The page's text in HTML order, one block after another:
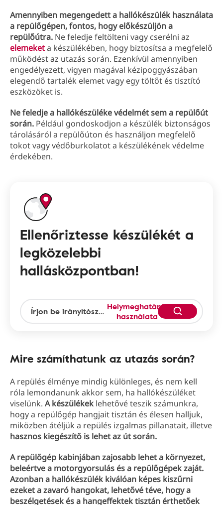
Amennyiben megengedett a hallókészülék használata
a repülőgépen, fontos, hogy előkészüljön a
repülőútra. Ne feledje feltölteni vagy cserélni az
elemeketa készülékében, hogy biztosítsa a megfelelő
működést az utazás során. Ezenkívül amennyiben
engedélyezett, vigyen magával kézipoggyászában
elegendő tartalék elemet vagy egy töltőt és tisztító
eszközöket is.
Ne feledje a hallókészüléke védelmét sem a repülőút
során. Például gondoskodjon a készülék biztonságos
tárolásáról a repülőúton és használjon megfelelő
tokot vagy védőburkolatot a készülékének védelme
érdekében.
Ellenőriztesse készülékét a
legközelebbi
hallásközpontban!
Helymeghatározás
használata
Mire számíthatunk az utazás során?
A repülés élménye mindig különleges, és nem kell
róla lemondanunk akkor sem, ha hallókészüléket
viselünk. A készülékek lehetővé teszik számunkra,
hogy a repülőgép hangjait tisztán és élesen halljuk,
miközben átéljük a repülés izgalmas pillanatait, illetve
hasznos kiegészítő is lehet az út során.
A repülőgép kabinjában zajosabb lehet a környezet,
beleértve a motorgyorsulás és a repülőgépek zaját.
Azonban a hallókészülék kiválóan képes kiszűrni
ezeket a zavaró hangokat, lehetővé téve, hogy a
beszélgetések és a hangeffektek tisztán érthetőek